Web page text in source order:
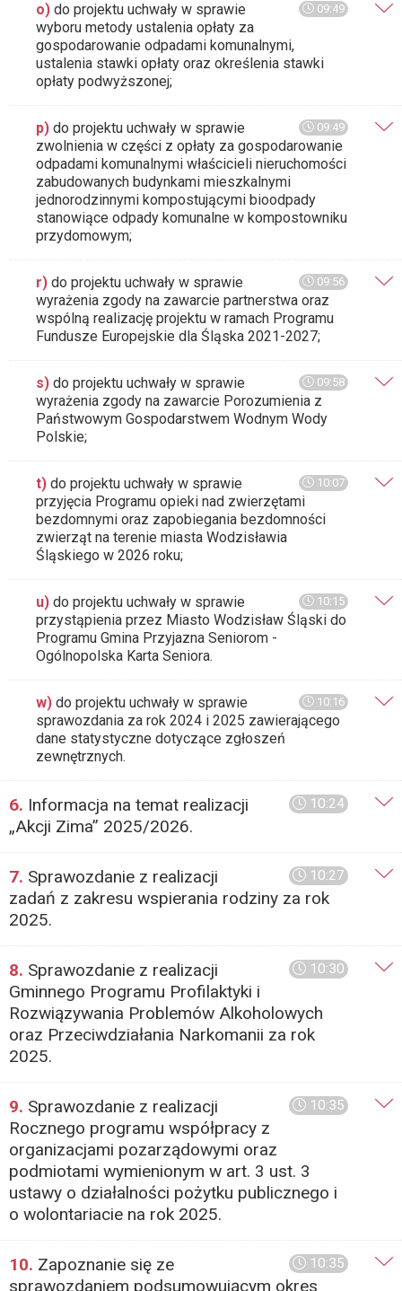
09:49
o) do projektu uchwały w sprawie
wyboru metody ustalenia opłaty za
gospodarowanie odpadami komunalnymi,
ustalenia stawki opłaty oraz określenia stawki
opłaty podwyższonej;
09:49
p) do projektu uchwały w sprawie
zwolnienia w części z opłaty za gospodarowanie
odpadami komunalnymi właścicieli nieruchomości
zabudowanych budynkami mieszkalnymi
jednorodzinnymi kompostującymi bioodpady
stanowiące odpady komunalne w kompostowniku
przydomowym;
09:56
r) do projektu uchwały w sprawie
wyrażenia zgody na zawarcie partnerstwa oraz
wspólną realizację projektu w ramach Programu
Fundusze Europejskie dla Śląska 2021-2027;
09:58
s) do projektu uchwały w sprawie
wyrażenia zgody na zawarcie Porozumienia z
Państwowym Gospodarstwem Wodnym Wody
Polskie;
10:07
t) do projektu uchwały w sprawie
przyjęcia Programu opieki nad zwierzętami
bezdomnymi oraz zapobiegania bezdomności
zwierząt na terenie miasta Wodzisławia
Śląskiego w 2026 roku;
10:15
u) do projektu uchwały w sprawie
przystąpienia przez Miasto Wodzisław Śląski do
Programu Gmina Przyjazna Seniorom -
Ogólnopolska Karta Seniora.
10:16
w) do projektu uchwały w sprawie
sprawozdania za rok 2024 i 2025 zawierającego
dane statystyczne dotyczące zgłoszeń
zewnętrznych.
10:24
6. Informacja na temat realizacji
„Akcji Zima” 2025/2026.
10:27
7. Sprawozdanie z realizacji
zadań z zakresu wspierania rodziny za rok
2025.
10:30
8. Sprawozdanie z realizacji
Gminnego Programu Profilaktyki i
Rozwiązywania Problemów Alkoholowych
oraz Przeciwdziałania Narkomanii za rok
2025.
10:35
9. Sprawozdanie z realizacji
Rocznego programu współpracy z
organizacjami pozarządowymi oraz
podmiotami wymienionym w art. 3 ust. 3
ustawy o działalności pożytku publicznego i
o wolontariacie na rok 2025.
10:35
10. Zapoznanie się ze
sprawozdaniem podsumowującym okres